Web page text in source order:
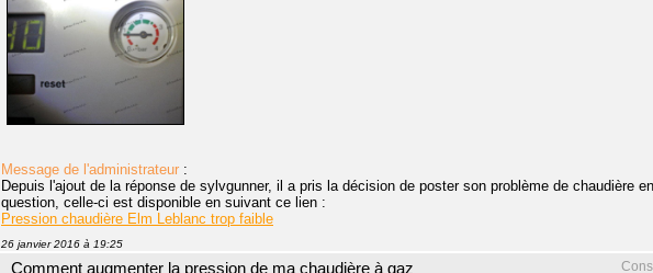
Message de l'administrateur :
Depuis l'ajout de la réponse de sylvgunner, il a pris la décision de poster son problème de chaudière
question, celle-ci est disponible en suivant ce lien :
Pression chaudière Elm Leblanc trop faible
26 janvier 2016 à 19:25
Comment augmenter la pression de ma chaudière à gaz